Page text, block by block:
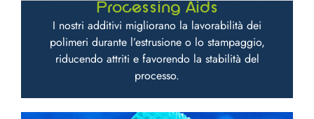
Processing Aids
I nostri additivi migliorano la lavorabilità dei
polimeri durante l’estrusione o lo stampaggio,
riducendo attriti e favorendo la stabilità del
processo.